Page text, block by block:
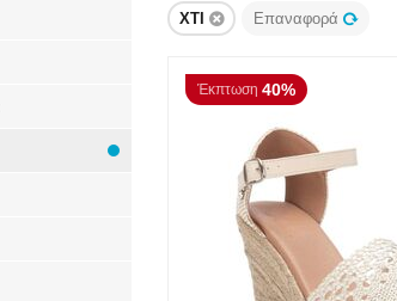
XTI Επαναφορά
Έκπτωση 40%